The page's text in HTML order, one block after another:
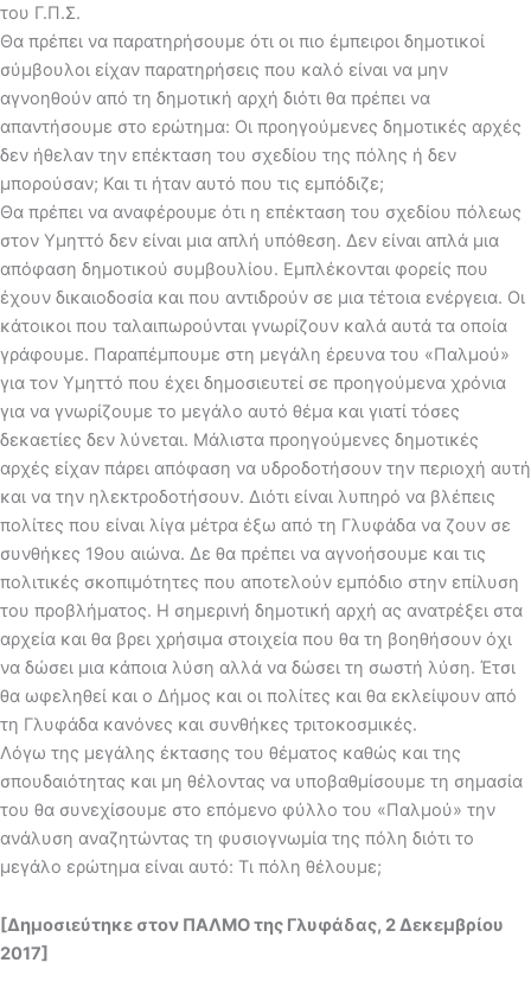
του Γ.Π.Σ.
Θα πρέπει να παρατηρήσουμε ότι οι πιο έμπειροι δημοτικοί
σύμβουλοι είχαν παρατηρήσεις που καλό είναι να μην
αγνοηθούν από τη δημοτική αρχή διότι θα πρέπει να
απαντήσουμε στο ερώτημα: Οι προηγούμενες δημοτικές αρχές
δεν ήθελαν την επέκταση του σχεδίου της πόλης ή δεν
μπορούσαν; Και τι ήταν αυτό που τις εμπόδιζε;
Θα πρέπει να αναφέρουμε ότι η επέκταση του σχεδίου πόλεως
στον Υμηττό δεν είναι μια απλή υπόθεση. Δεν είναι απλά μια
απόφαση δημοτικού συμβουλίου. Εμπλέκονται φορείς που
έχουν δικαιοδοσία και που αντιδρούν σε μια τέτοια ενέργεια. Οι
κάτοικοι που ταλαιπωρούνται γνωρίζουν καλά αυτά τα οποία
γράφουμε. Παραπέμπουμε στη μεγάλη έρευνα του «Παλμού»
για τον Υμηττό που έχει δημοσιευτεί σε προηγούμενα χρόνια
για να γνωρίζουμε το μεγάλο αυτό θέμα και γιατί τόσες
δεκαετίες δεν λύνεται. Μάλιστα προηγούμενες δημοτικές
αρχές είχαν πάρει απόφαση να υδροδοτήσουν την περιοχή αυτή
και να την ηλεκτροδοτήσουν. Διότι είναι λυπηρό να βλέπεις
πολίτες που είναι λίγα μέτρα έξω από τη Γλυφάδα να ζουν σε
συνθήκες 19ου αιώνα. Δε θα πρέπει να αγνοήσουμε και τις
πολιτικές σκοπιμότητες που αποτελούν εμπόδιο στην επίλυση
του προβλήματος. Η σημερινή δημοτική αρχή ας ανατρέξει στα
αρχεία και θα βρει χρήσιμα στοιχεία που θα τη βοηθήσουν όχι
να δώσει μια κάποια λύση αλλά να δώσει τη σωστή λύση. Έτσι
θα ωφεληθεί και ο Δήμος και οι πολίτες και θα εκλείψουν από
τη Γλυφάδα κανόνες και συνθήκες τριτοκοσμικές.
Λόγω της μεγάλης έκτασης του θέματος καθώς και της
σπουδαιότητας και μη θέλοντας να υποβαθμίσουμε τη σημασία
του θα συνεχίσουμε στο επόμενο φύλλο του «Παλμού» την
ανάλυση αναζητώντας τη φυσιογνωμία της πόλη διότι το
μεγάλο ερώτημα είναι αυτό: Τι πόλη θέλουμε;
[Δημοσιεύτηκε στον ΠΑΛΜΟ της Γλυφάδας, 2 Δεκεμβρίου
2017]